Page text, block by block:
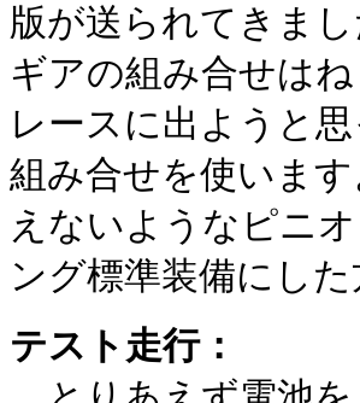
版が送られてきま
ギアの組み合せはね
レースに出ようと
組み合せを使いま
えないようなピニ
ング標準装備にし
テスト走行：